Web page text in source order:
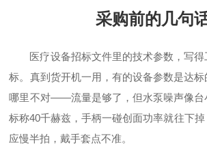
采购前的几句
医疗设备招标文件里的技术参数，写
标。真到货开机一用，有的设备参数是达
哪里不对——流量是够了，但水泵噪声像台
标称40千赫兹，手柄一碰创面功率就往下
应慢半拍，戴手套点不准。